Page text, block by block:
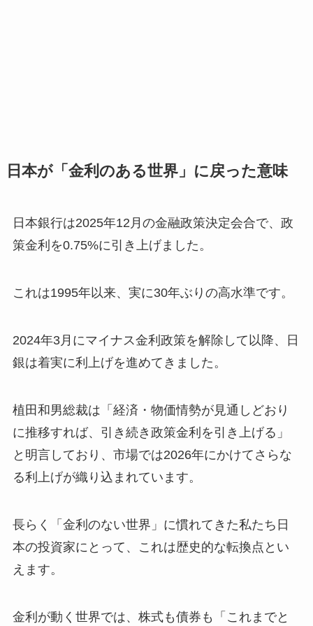
日本が「金利のある世界」に戻った意味
日本銀行は2025年12月の金融政策決定会合で、政
策金利を0.75%に引き上げました。
これは1995年以来、実に30年ぶりの高水準です。
2024年3月にマイナス金利政策を解除して以降、日
銀は着実に利上げを進めてきました。
植田和男総裁は「経済・物価情勢が見通しどおり
に推移すれば、引き続き政策金利を引き上げる」
と明言しており、市場では2026年にかけてさらな
る利上げが織り込まれています。
長らく「金利のない世界」に慣れてきた私たち日
本の投資家にとって、これは歴史的な転換点とい
えます。
金利が動く世界では、株式も債券も「これまでと